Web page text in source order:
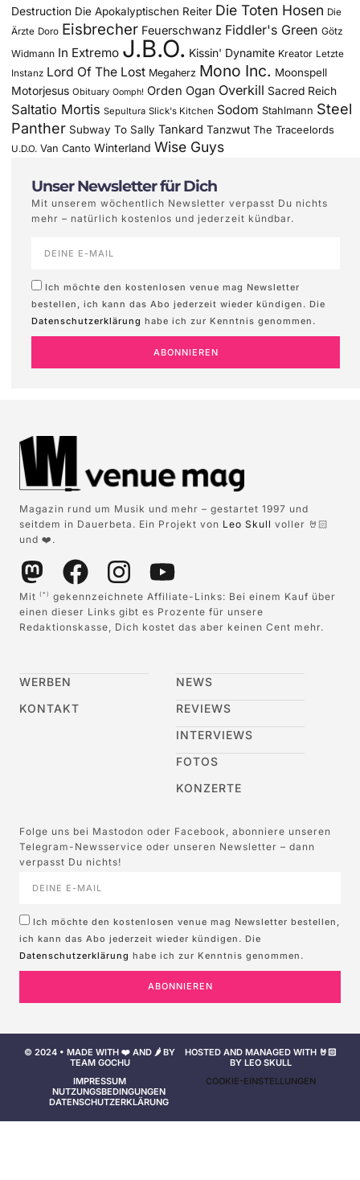
Destruction Die Apokalyptischen Reiter Die Toten Hosen Die
Ärzte Doro Eisbrecher Feuerschwanz Fiddler's Green Götz
Widmann In Extremo J.B.O. Kissin' Dynamite Kreator Letzte
Instanz Lord Of The Lost Megaherz Mono Inc. Moonspell
Motorjesus Obituary Oomph! Orden Ogan Overkill Sacred Reich
Saltatio Mortis Sepultura Slick's Kitchen Sodom Stahlmann Steel
Panther Subway To Sally Tankard Tanzwut The Traceelords
U.D.O. Van Canto Winterland Wise Guys
Unser Newsletter für Dich
Mit unserem wöchentlich Newsletter verpasst Du nichts
mehr – natürlich kostenlos und jederzeit kündbar.
Ich möchte den kostenlosen venue mag Newsletter
bestellen, ich kann das Abo jederzeit wieder kündigen. Die
Datenschutzerklärung habe ich zur Kenntnis genommen.
ABONNIEREN
Magazin rund um Musik und mehr – gestartet 1997 und
seitdem in Dauerbeta. Ein Projekt von Leo Skull voller 🤘🏻
und ❤️.
Mit (*)
gekennzeichnete Affiliate-Links: Bei einem Kauf über
einen dieser Links gibt es Prozente für unsere
Redaktionskasse, Dich kostet das aber keinen Cent mehr.
WERBEN
KONTAKT
NEWS
REVIEWS
INTERVIEWS
FOTOS
KONZERTE
Folge uns bei Mastodon oder Facebook, abonniere unseren
Telegram-Newsservice oder unseren Newsletter – dann
verpasst Du nichts!
Ich möchte den kostenlosen venue mag Newsletter bestellen,
ich kann das Abo jederzeit wieder kündigen. Die
Datenschutzerklärung habe ich zur Kenntnis genommen.
ABONNIEREN
© 2024 • MADE WITH ❤️ AND 🌶️ BY
TEAM GOCHU
HOSTED AND MANAGED WITH 🤘🏻
BY LEO SKULL
IMPRESSUM
NUTZUNGSBEDINGUNGEN
DATENSCHUTZERKLÄRUNG
COOKIE-EINSTELLUNGEN